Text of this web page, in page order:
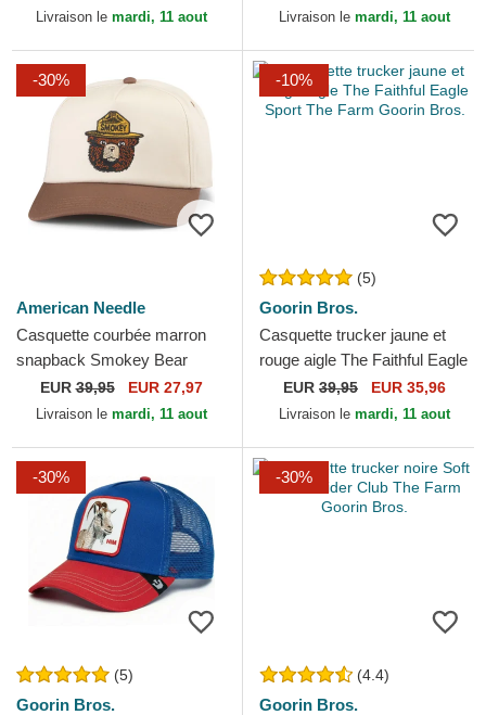
Farm Goorin Bros.
Livraison le mardi, 11 aout Livraison le mardi, 11 aout
-30%
American Needle
Casquette courbée marron
snapback Smokey Bear
Roscoe American Needle
EUR39,95 EUR 27,97
Livraison le mardi, 11 aout
-10%
(5)
Goorin Bros.
Casquette trucker jaune et
rouge aigle The Faithful Eagle
Sport The Farm Goorin Bros.
EUR 39,95 EUR 35,96
Livraison le mardi, 11 aout
-30%
(5)
Goorin Bros.
-30%
(4.4)
Goorin Bros.